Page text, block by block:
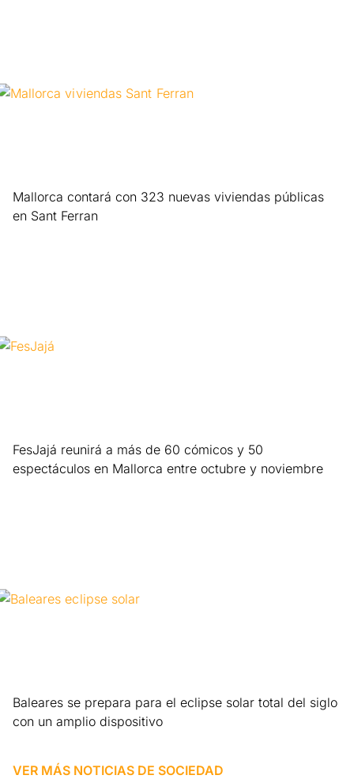
Mallorca contará con 323 nuevas viviendas públicas
en Sant Ferran
FesJajá reunirá a más de 60 cómicos y 50
espectáculos en Mallorca entre octubre y noviembre
Baleares se prepara para el eclipse solar total del siglo
con un amplio dispositivo
VER MÁS NOTICIAS DE SOCIEDAD